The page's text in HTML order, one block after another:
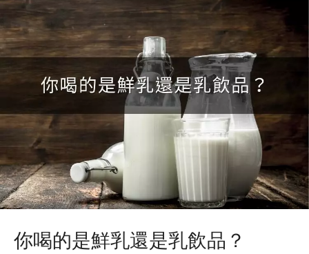
你喝的是鮮乳還是乳飲品？